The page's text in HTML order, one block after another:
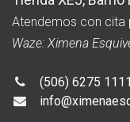
Atendemos con cita
Waze: Ximena
(506) 6275 1111